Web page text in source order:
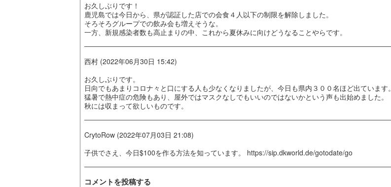
お久しぶりです！
鹿児島では今日から、県が認証した店での会食４人以下の制限を解除しました。
そろそろグループでの飲み会も増えそうな。
一方、新規感染者数も高止まりの中、これから夏休みに向けどうなることやらです。
西村 (2022年06月30日 15:42)
お久しぶりです。
日向でもあまりコロナ々と口にする人も少なくなりましたが、今日も県内３００名ほど出ています。
猛暑で熱中症の危険もあり、屋外ではマスクなしでもいいのではないかという声も出始めました。
秋には収まって欲しいものです。
CrytoRow (2022年07月03日 21:08)
子供でさえ、今日$100を作る方法を知っています。 https://sip.dkworld.de/gotodate/go
コメントを投稿する